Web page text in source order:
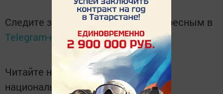
Следите за самым важным и интересным в
Telegram-каналеТатмедиа
Читайте новости Татарстана в
национальном мессенджере MАХ: